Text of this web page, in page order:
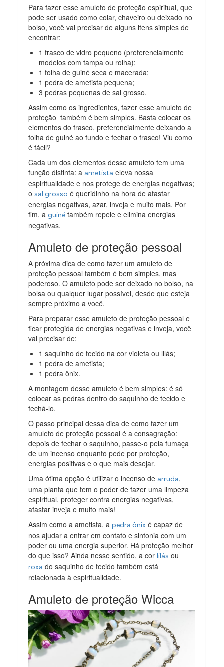
Para fazer esse amuleto de proteção espiritual, que
pode ser usado como colar, chaveiro ou deixado no
bolso, você vai precisar de alguns itens simples de
encontrar:
1 frasco de vidro pequeno (preferencialmente
modelos com tampa ou rolha);
1 folha de guiné seca e macerada;
1 pedra de ametista pequena;
3 pedras pequenas de sal grosso.
Assim como os ingredientes, fazer esse amuleto de
proteção também é bem simples. Basta colocar os
elementos do frasco, preferencialmente deixando a
folha de guiné ao fundo e fechar o frasco! Viu como
é fácil?
Cada um dos elementos desse amuleto tem uma
função distinta: a ametista eleva nossa
espiritualidade e nos protege de energias negativas;
osal grosso é queridinho na hora de afastar
energias negativas, azar, inveja e muito mais. Por
fim, aguiné também repele e elimina energias
negativas.
Amuleto de proteção pessoal
A próxima dica de como fazer um amuleto de
proteção pessoal também é bem simples, mas
poderoso. O amuleto pode ser deixado no bolso, na
bolsa ou qualquer lugar possível, desde que esteja
sempre próximo a você.
Para preparar esse amuleto de proteção pessoal e
ficar protegida de energias negativas e inveja, você
vai precisar de:
1 saquinho de tecido na cor violeta ou lilás;
1 pedra de ametista;
1 pedra ônix.
A montagem desse amuleto é bem simples: é só
colocar as pedras dentro do saquinho de tecido e
fechá-lo.
O passo principal dessa dica de como fazer um
amuleto de proteção pessoal é a consagração:
depois de fechar o saquinho, passe-o pela fumaça
de um incenso enquanto pede por proteção,
energias positivas e o que mais desejar.
Uma ótima opção é utilizar o incenso de arruda,
uma planta que tem o poder de fazer uma limpeza
espiritual, proteger contra energias negativas,
afastar inveja e muito mais!
Assim como a ametista, apedra ônix é capaz de
nos ajudar a entrar em contato e sintonia com um
poder ou uma energia superior. Há proteção melhor
do que isso? Ainda nesse sentido, a corlilás ou
roxa do saquinho de tecido também está
relacionada à espiritualidade.
Amuleto de proteção Wicca